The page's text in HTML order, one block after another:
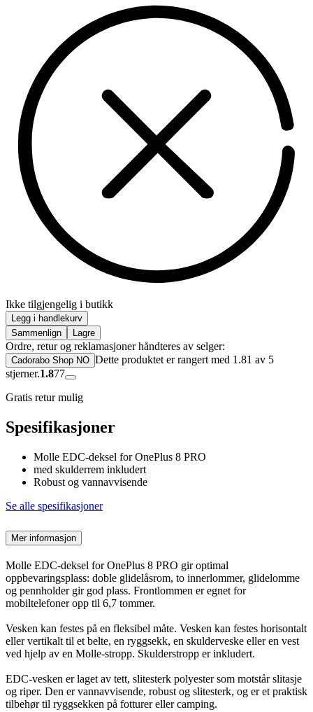
Ikke tilgjengelig i butikk
Legg i handlekurv
Sammenlign
Lagre
Ordre, retur og reklamasjoner håndteres av selger:
Cadorabo Shop NO Dette produktet er rangert med 1.81 av 5
stjerner.1.877
Gratis retur mulig
Spesifikasjoner
Molle EDC-deksel for OnePlus 8 PRO
med skulderrem inkludert
Robust og vannavvisende
Se alle spesifikasjoner
Mer informasjon
Molle EDC-deksel for OnePlus 8 PRO gir optimal
oppbevaringsplass: doble glidelåsrom, to innerlommer, glidelomme
og pennholder gir god plass. Frontlommen er egnet for
mobiltelefoner opp til 6,7 tommer.
Vesken kan festes på en fleksibel måte. Vesken kan festes horisontalt
eller vertikalt til et belte, en ryggsekk, en skulderveske eller en vest
ved hjelp av en Molle-stropp. Skulderstropp er inkludert.
EDC-vesken er laget av tett, slitesterk polyester som motstår slitasje
og riper. Den er vannavvisende, robust og slitesterk, og er et praktisk
tilbehør til ryggsekken på fotturer eller camping.